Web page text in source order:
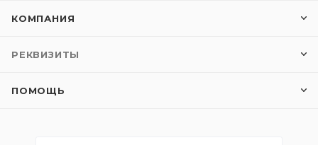
КОМПАНИЯ
РЕКВИЗИТЫ
ПОМОЩЬ